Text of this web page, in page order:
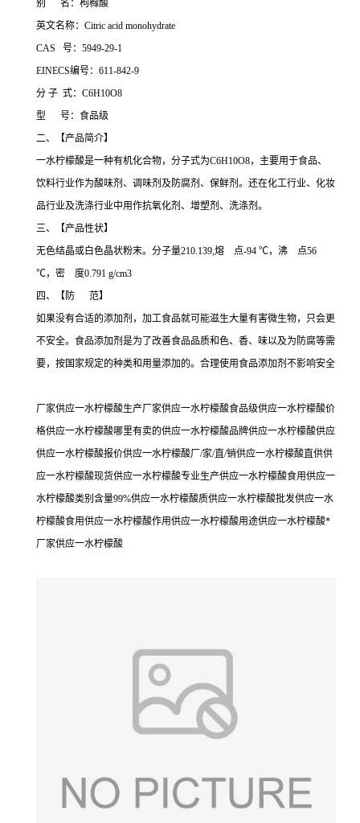
别 名：枸橼酸
英文名称：Citric acid monohydrate
CAS 号：5949-29-1
EINECS编号：611-842-9
分 子 式：C6H10O8
型 号：食品级
二、【产品简介】
一水柠檬酸是一种有机化合物，分子式为C6H10O8，主要用于食品、
饮料行业作为酸味剂、调味剂及防腐剂、保鲜剂。还在化工行业、化妆
品行业及洗涤行业中用作抗氧化剂、增塑剂、洗涤剂。
三、【产品性状】
无色结晶或白色晶状粉末。分子量210.139,熔 点-94 ℃，沸 点56
℃，密 度0.791 g/cm3
四、【防 范】
如果没有合适的添加剂，加工食品就可能滋生大量有害微生物，只会更
不安全。食品添加剂是为了改善食品品质和色、香、味以及为防腐等需
要，按国家规定的种类和用量添加的。合理使用食品添加剂不影响安全
厂家供应一水柠檬酸生产厂家供应一水柠檬酸食品级供应一水柠檬酸价
格供应一水柠檬酸哪里有卖的供应一水柠檬酸品牌供应一水柠檬酸供应
供应一水柠檬酸报价供应一水柠檬酸厂/家/直/销供应一水柠檬酸直供供
应一水柠檬酸现货供应一水柠檬酸专业生产供应一水柠檬酸食用供应一
水柠檬酸类别含量99%供应一水柠檬酸质供应一水柠檬酸批发供应一水
柠檬酸食用供应一水柠檬酸作用供应一水柠檬酸用途供应一水柠檬酸*
厂家供应一水柠檬酸